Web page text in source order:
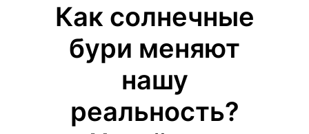
Как солнечные
бури меняют
нашу
реальность?